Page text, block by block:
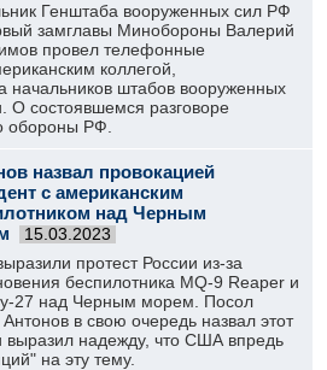
Генштаба вооруженных сил РФ
замглавы Минобороны Валерий
провел телефонные
коллегой,
начальников штабов вооруженных
состоявшемся разговоре
обороны РФ.
назвал провокацией
с американским
над Черным
15.03.2023
протест России из-за
беспилотника MQ-9 Reaper и
27 над Черным морем. Посол
в свою очередь назвал этот
выразил надежду, что США впредь
на эту тему.